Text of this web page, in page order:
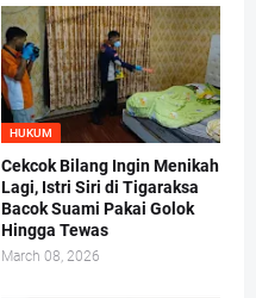
HUKUM
Cekcok Bilang Ingin Menikah
Lagi, Istri Siri di Tigaraksa
Bacok Suami Pakai Golok
Hingga Tewas
March 08, 2026